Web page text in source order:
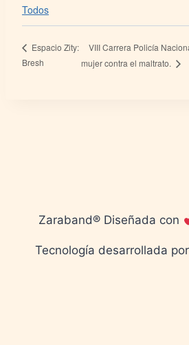
Todos
Espacio Zity:
Bresh
VIII Carrera Policía
mujer contra el maltrato.
Zaraband® Diseñada con
Tecnología desarrollada por